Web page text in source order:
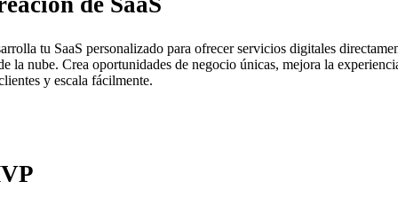
tu SaaS personalizado para ofrecer servicios digitales
la nube. Crea oportunidades de negocio únicas, mejora la
y escala fácilmente.